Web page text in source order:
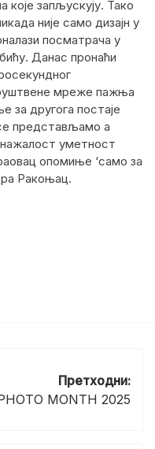
које запљускују. Тако
није само дизајн у
посматрача у
Данас пронаћи
мреже пажња
за другога постаје
представљамо а
уметност
опомиње ‘само за
Ракоњац.
Претходни:
MONTH 2025